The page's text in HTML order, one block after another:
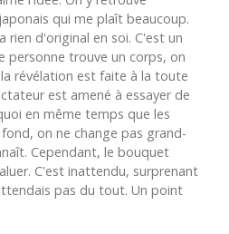
qui me plaît beaucoup.
rien d'original en soi. C'est un
personne trouve un corps, on
révélation est faite à la toute
est amené à essayer de
en même temps que les
on ne change pas grand-
Cependant, le bouquet
C'est inattendu, surprenant
pas du tout. Un point